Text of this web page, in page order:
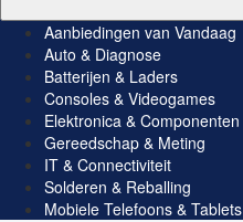
Aanbiedingen van Vandaag
Auto & Diagnose
Batterijen & Laders
Consoles & Videogames
Elektronica & Componenten
Gereedschap & Meting
IT & Connectiviteit
Solderen & Reballing
Mobiele Telefoons & Tablets